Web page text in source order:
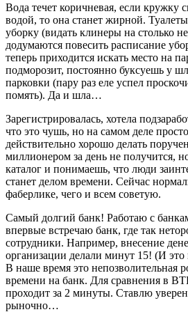
Вода течет коричневая, если кружку
водой, то она станет жирной.
уборку (видать клинеры на столько
додумаются повесить расписание
теперь приходится искать место на
подморозит, постоянно буксуешь у
парковки (пару раз еле успел
помять). Да и шла…
Зарегистрировалась, хотела
что это чушь, но на самом деле
действительно хорошо делать
миллионером за день не получится,
каталог и понимаешь, что люди
станет делом времени. Сейчас
фаберлике, чего и всем советую.
Самый долгий банк! Работаю с
впервые встречаю банк, где так
сотрудники. Например, внесение
организации делали минут 15! (И это
В наше время это непозволительная
времени на банк. Для сравнения в
проходит за 2 минуты. Ставлю
рыночно…